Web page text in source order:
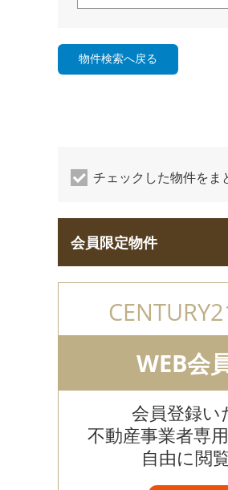
チェックした物件をま
会員限定物件
WEB会
会員登録い
不動産事業者専
自由に閲